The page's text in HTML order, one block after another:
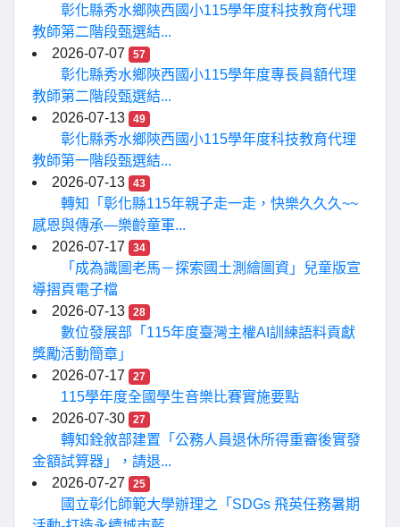
彰化縣秀水鄉陝西國小115學年度科技教育代理
教師第二階段甄選結...
2026-07-07
57
彰化縣秀水鄉陝西國小115學年度專長員額代理
教師第二階段甄選結...
2026-07-13
49
彰化縣秀水鄉陝西國小115學年度科技教育代理
教師第一階段甄選結...
2026-07-13
43
轉知「彰化縣115年親子走一走，快樂久久久~~
感恩與傳承—樂齡童軍...
2026-07-17
34
「成為識圖老馬－探索國土測繪圖資」兒童版宣
導摺頁電子檔
2026-07-13
28
數位發展部「115年度臺灣主權AI訓練語料貢獻
獎勵活動簡章」
2026-07-17
27
115學年度全國學生音樂比賽實施要點
2026-07-30
27
轉知銓敘部建置「公務人員退休所得重審後實發
金額試算器」，請退...
2026-07-27
25
國立彰化師範大學辦理之「SDGs 飛英任務暑期